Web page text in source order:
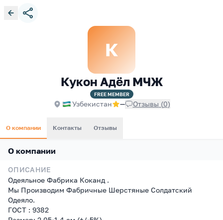
К
Кукон Адёл МЧЖ
FREEMEMBER
Узбекистан — Отзывы (0)
О компании Контакты Отзывы
О компании
ОПИСАНИЕ
Одеяльное Фабрика Коканд .
Мы Производим Фабричные Шерстяные Солдатский
Одеяло.
ГОСТ : 9382